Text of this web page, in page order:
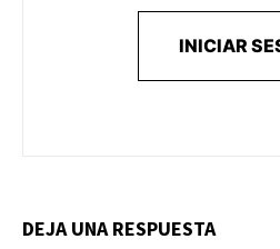
INICIAR
DEJA UNA RESPUESTA